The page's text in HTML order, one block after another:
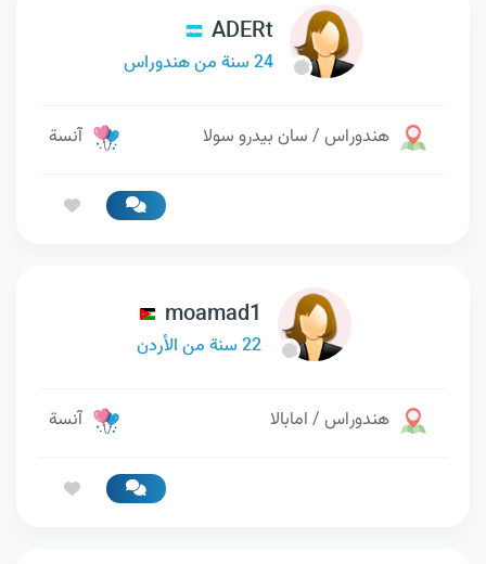
ADERt
24 سنة من هندوراس
هندوراس / سان بيدرو سولا آنسة
moamad1
22 سنة من الأردن
هندوراس / امابالا آنسة